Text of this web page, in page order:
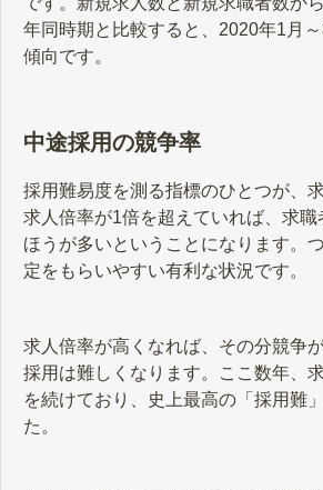
年同時期と比較すると、2020年1月
傾向です。
中途採用の競争率
採用難易度を測る指標のひとつが、
求人倍率が1倍を超えていれば、求
ほうが多いということになります。
定をもらいやすい有利な状況です。
求人倍率が高くなれば、その分競争
採用は難しくなります。ここ数年、
を続けており、史上最高の「採用難
た。